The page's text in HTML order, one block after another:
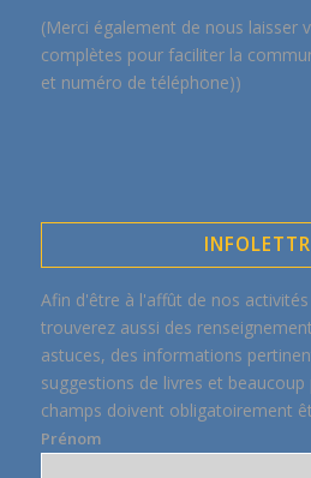
(Merci également de nous laisser
complètes pour faciliter la
et numéro de téléphone))
Afin d'être à l'affût de nos
trouverez aussi des
astuces, des informations
suggestions de livres et beaucoup
champs doivent obligatoirement
Prénom